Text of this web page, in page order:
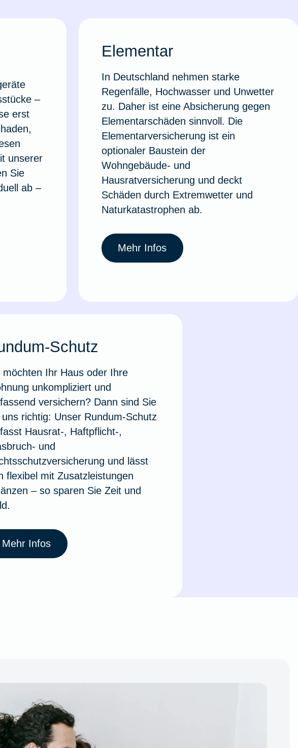
Weil du wichtig bist
–
erst
unserer
Sie
ab –
Elementar
In Deutschland nehmen starke
Regenfälle, Hochwasser und Unwetter
zu. Daher ist eine Absicherung gegen
Elementarschäden sinnvoll. Die
Elementarversicherung ist ein
optionaler Baustein der
Wohngebäude- und
Hausratversicherung und deckt
Schäden durch Extremwetter und
Naturkatastrophen ab.
Mehr Infos
Schutz
möchten Ihr Haus oder Ihre
unkompliziert und
versichern? Dann sind Sie
uns richtig: Unser Rundum-Schutz
Hausrat-, Haftpflicht-,
und
und lässt
flexibel mit Zusatzleistungen
– so sparen Sie Zeit und
Mehr Infos